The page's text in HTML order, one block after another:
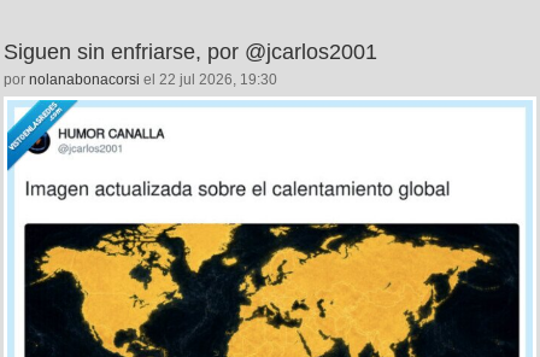
Siguen sin enfriarse, por @jcarlos2001
por nolanabonacorsi el 22 jul 2026, 19:30